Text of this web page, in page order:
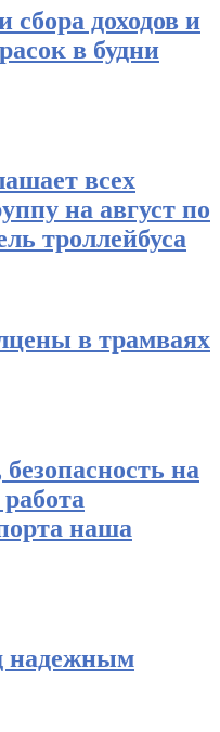
доходов и
в будни
всех
на август по
троллейбуса
в трамваях
на
наша
надежным